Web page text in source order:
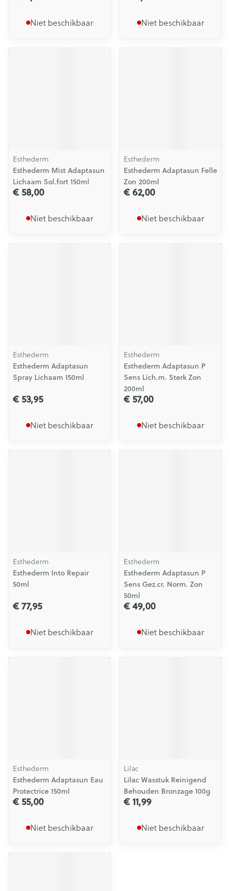
Niet beschikbaar Niet beschikbaar
Esthederm
Esthederm Mist Adaptasun
Lichaam Sol.fort 150ml
€ 58,00
Niet beschikbaar
Esthederm
Esthederm Adaptasun Felle
Zon 200ml
€ 62,00
Niet beschikbaar
Esthederm
Esthederm Adaptasun
Spray Lichaam 150ml
€ 53,95
Niet beschikbaar
Esthederm
Esthederm Adaptasun P
Sens Lich.m. Sterk Zon
200ml
€ 57,00
Niet beschikbaar
Esthederm
Esthederm Into Repair
50ml
€ 77,95
Niet beschikbaar
Esthederm
Esthederm Adaptasun P
Sens Gez.cr. Norm. Zon
50ml
€ 49,00
Niet beschikbaar
Esthederm
Esthederm Adaptasun Eau
Protectrice 150ml
€ 55,00
Niet beschikbaar
Lilac
Lilac Wasstuk Reinigend
Behouden Bronzage 100g
€ 11,99
Niet beschikbaar